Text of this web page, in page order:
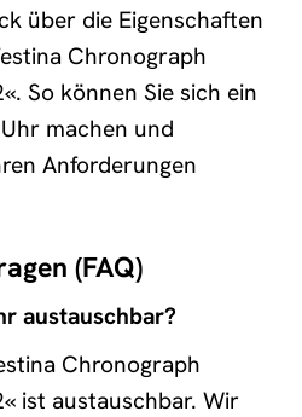
über die Eigenschaften
Chronograph
So können Sie sich ein
machen und
Anforderungen
(FAQ)
austauschbar?
Chronograph
ist austauschbar. Wir